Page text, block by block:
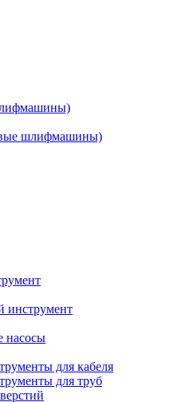
шлифмашины)
инструмент
насосы
для кабеля
для труб